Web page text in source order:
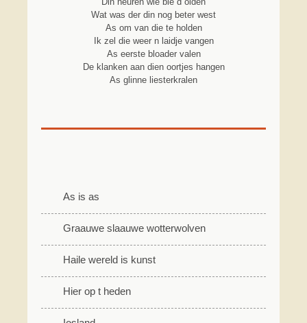
Wat was der din nog beter west
As om van die te holden
Ik zel die weer n laidje vangen
As eerste bloader valen
De klanken aan dien oortjes hangen
As glinne liesterkralen
As is as
Graauwe slaauwe wotterwolven
Haile wereld is kunst
Hier op t heden